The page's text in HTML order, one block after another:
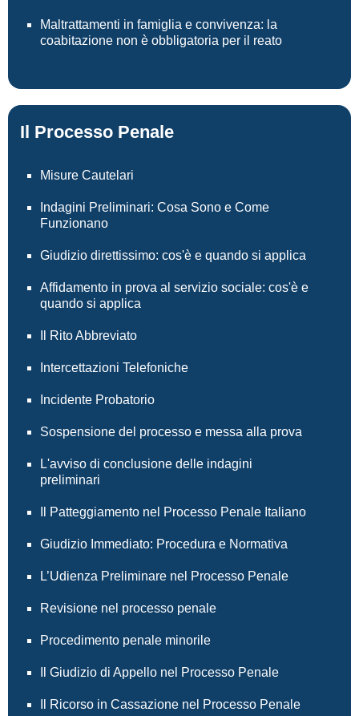
Il Processo Penale
Misure Cautelari
Indagini Preliminari: Cosa Sono e Come
Funzionano
Giudizio direttissimo: cos'è e quando si applica
Affidamento in prova al servizio sociale: cos'è e
quando si applica
Il Rito Abbreviato
Intercettazioni Telefoniche
Incidente Probatorio
Sospensione del processo e messa alla prova
L'avviso di conclusione delle indagini
preliminari
Il Patteggiamento nel Processo Penale Italiano
Giudizio Immediato: Procedura e Normativa
L’Udienza Preliminare nel Processo Penale
Revisione nel processo penale
Procedimento penale minorile
Il Giudizio di Appello nel Processo Penale
Il Ricorso in Cassazione nel Processo Penale
Maltrattamenti in famiglia e convivenza: la
coabitazione non è obbligatoria per il reato